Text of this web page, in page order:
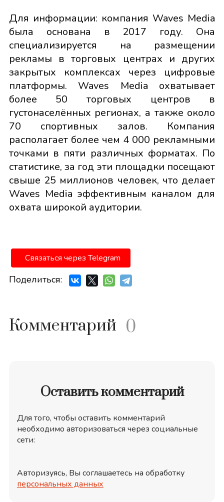
Для информации: компания Waves Media
была основана в 2017 году. Она
специализируется на размещении
рекламы в торговых центрах и других
закрытых комплексах через цифровые
платформы. Waves Media охватывает
более 50 торговых центров в
густонаселённых регионах, а также около
70 спортивных залов. Компания
располагает более чем 4 000 рекламными
точками в пяти различных форматах. По
статистике, за год эти площадки посещают
свыше 25 миллионов человек, что делает
Waves Media эффективным каналом для
охвата широкой аудитории.
Связаться через Telegram
Поделиться:
Комментарий 0
Оставить комментарий
Для того, чтобы оставить комментарий
необходимо авторизоваться через социальные
сети:
Авторизуясь, Вы соглашаетесь на обработку
персональных данных